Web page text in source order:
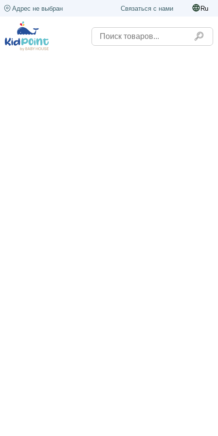
Адрес не выбран Связаться с нами Ru